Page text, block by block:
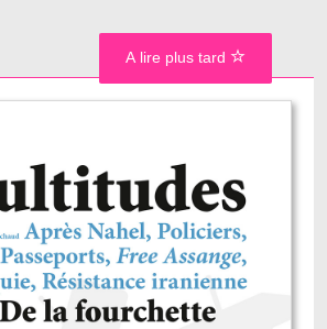
A lire plus tard